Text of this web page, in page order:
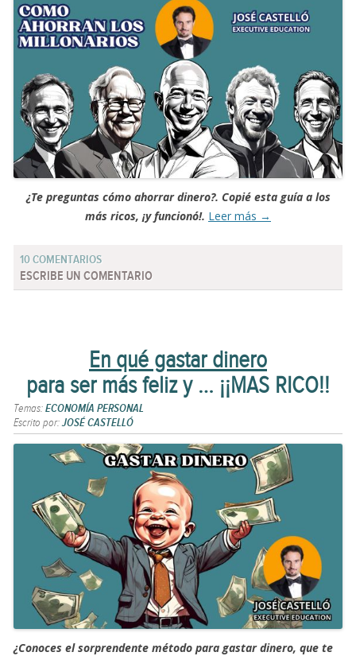
¿Te preguntas cómo ahorrar dinero?. Copié esta guía a los
más ricos, ¡y funcionó!. Leer más →
10 COMENTARIOS
ESCRIBE UN COMENTARIO
En qué gastar dinero
para ser más feliz y … ¡¡MAS RICO!!
Temas:ECONOMÍA PERSONAL
Escrito por:JOSÉ CASTELLÓ
¿Conoces el sorprendente método para gastar dinero, que te